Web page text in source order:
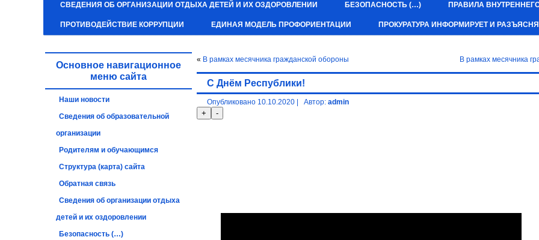
СВЕДЕНИЯ ОБ ОРГАНИЗАЦИИ ОТДЫХА ДЕТЕЙ И ИХ ОЗДОРОВЛЕНИИ БЕЗОПАСНОСТЬ (…) ПРАВИЛА
ПРОТИВОДЕЙСТВИЕ КОРРУПЦИИ ЕДИНАЯ МОДЕЛЬ ПРОФОРИЕНТАЦИИ ПРОКУРАТУРА ИНФОРМИРУЕТ И
Основное навигационное
меню сайта
Наши новости
Сведения об образовательной
организации
Родителям и обучающимся
Структура (карта) сайта
Обратная связь
Сведения об организации отдыха
детей и их оздоровлении
Безопасность (…)
« В рамках месячника гражданской обороны В рамках месячника
С Днём Республики!
Опубликовано 10.10.2020 Автор: admin